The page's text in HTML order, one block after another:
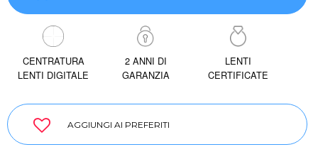
CENTRATURA
LENTI DIGITALE
2 ANNI DI
GARANZIA
LENTI
CERTIFICATE
AGGIUNGI AI PREFERITI